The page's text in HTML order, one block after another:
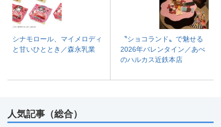
シナモロール、マイメロディ
と甘いひととき／森永乳業
〝ショコランド〟で魅せる
2026年バレンタイン／あべ
のハルカス近鉄本店
人気記事（総合）